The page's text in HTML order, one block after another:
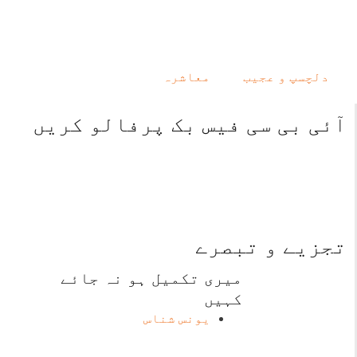
دلچسپ و عجیب معاشرہ
آئی بی سی فیس بک پرفالو کریں
تجزیے و تبصرے
میری تکمیل ہو نہ جائے
کہیں
یونس شناس